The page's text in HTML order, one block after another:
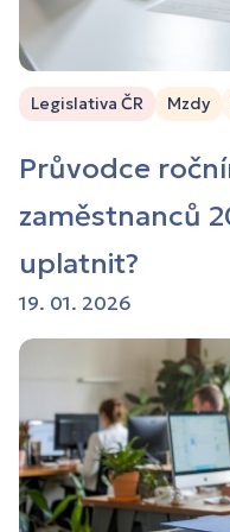
Legislativa ČR Mzdy
Průvodce
zaměstnanců
uplatnit?
19. 01. 2026